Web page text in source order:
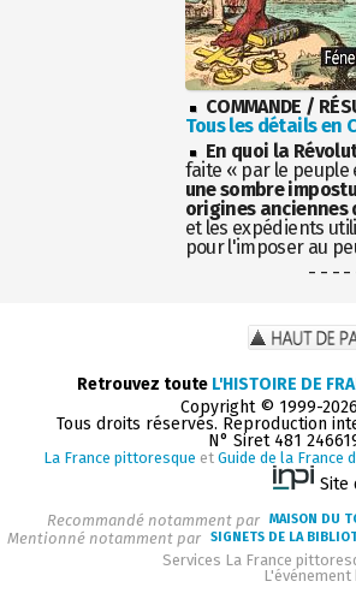
COMMANDE /
Tous les détails en
En quoi la
faite « par le peuple
une sombre
origines anciennes
et les expédients
pour l'imposer au
- - - -
Retrouvez toute L'HISTOIRE DE
Copyright © 1999-2026
Tous droits réservés. Reproduction
N° Siret 481
La France pittoresque et Guide de la France
Site
Recommandé notamment par MAISON DU
Mentionné notamment par SIGNETS DE LA
Services La France